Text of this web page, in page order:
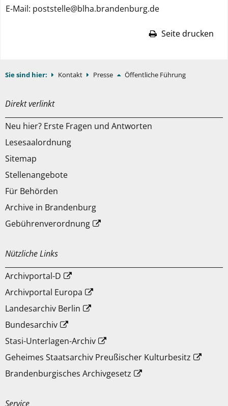
E-Mail: poststelle@blha.brandenburg.de
Seite drucken
Sie sind hier: Kontakt Presse Öffentliche Führung
Direkt verlinkt
Neu hier? Erste Fragen und Antworten
Lesesaalordnung
Sitemap
Stellenangebote
Für Behörden
Archive in Brandenburg
Gebührenverordnung
Nützliche Links
Archivportal-D
Archivportal Europa
Landesarchiv Berlin
Bundesarchiv
Stasi-Unterlagen-Archiv
Geheimes Staatsarchiv Preußischer Kulturbesitz
Brandenburgisches Archivgesetz
Service